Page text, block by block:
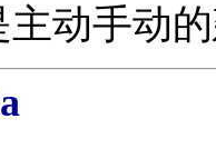
动手动